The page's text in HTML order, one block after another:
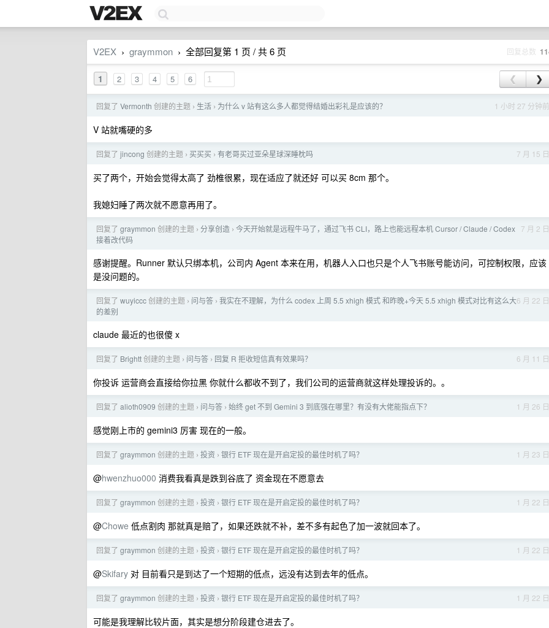
V2EX › graymmon › 全部回复第 1 页 / 共 6 页 回复总数
1 2 3 4 5 6 ❮ ❯
1 小时 27 分钟前
回复了 Vermonth 创建的主题 › 生活 › 为什么 v 站有这么多人都觉得结婚出彩礼是应该的？
V 站就嘴硬的多
7 月 15 日
回复了 jincong 创建的主题 › 买买买 › 有老哥买过亚朵星球深睡枕吗
买了两个，开始会觉得太高了 劲椎很累，现在适应了就还好 可以买 8cm 那个。
我媳妇睡了两次就不愿意再用了。
7 月 2 日
回复了 graymmon 创建的主题 › 分享创造 › 今天开始就是远程牛马了，通过飞书 CLI，路上也能远程本机 Cursor / Claude / Codex
接着改代码
感谢提醒。Runner 默认只绑本机，公司内 Agent 本来在用，机器人入口也只是个人飞书账号能访问，可控制权限，应该
是没问题的。
6 月 22 日
回复了 wuyiccc创建的主题 › 问与答 › 我实在不理解，为什么 codex 上周 5.5 xhigh 模式 和昨晚+今天 5.5 xhigh 模式对比有这么大
的差别
claude 最近的也很傻 x
6 月 11 日
回复了 Brightt创建的主题 › 问与答 › 回复 R 拒收短信真有效果吗？
你投诉 运营商会直接给你拉黑 你就什么都收不到了，我们公司的运营商就这样处理投诉的。。
1 月 26 日
回复了 alioth0909 创建的主题 › 问与答 › 始终 get 不到 Gemini 3 到底强在哪里？有没有大佬能指点下？
感觉刚上市的 gemini3 厉害 现在的一般。
1 月 23 日
回复了 graymmon 创建的主题 › 投资 › 银行 ETF 现在是开启定投的最佳时机了吗？
@hwenzhuo000 消费我看真是跌到谷底了 资金现在不愿意去
1 月 22 日
回复了 graymmon 创建的主题 › 投资 › 银行 ETF 现在是开启定投的最佳时机了吗？
@Chowe 低点割肉 那就真是赔了，如果还跌就不补，差不多有起色了加一波就回本了。
1 月 22 日
回复了 graymmon 创建的主题 › 投资 › 银行 ETF 现在是开启定投的最佳时机了吗？
@Skifary 对 目前看只是到达了一个短期的低点，远没有达到去年的低点。
1 月 22 日
回复了 graymmon 创建的主题 › 投资 › 银行 ETF 现在是开启定投的最佳时机了吗？
可能是我理解比较片面，其实是想分阶段建仓进去了。